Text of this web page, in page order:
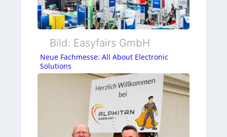
Bild: Easyfairs GmbH
Neue Fachmesse: All About Electronic
Solutions